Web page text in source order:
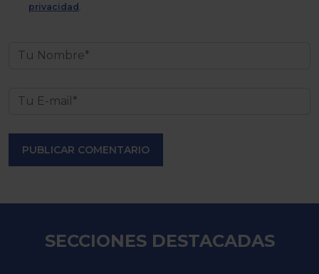
privacidad .
PUBLICAR COMENTARIO
SECCIONES DESTACADAS